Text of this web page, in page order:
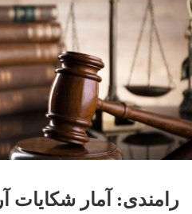
رامندی: آمار شکایات